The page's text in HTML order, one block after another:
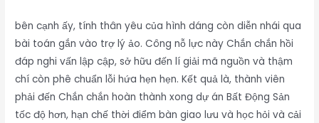
bên cạnh ấy, tính thân yêu của hình dáng còn diễn nhái qua
bài toán gắn vào trợ lý ảo. Công nỗ lực này Chắn chắn hồi
đáp nghi vấn lập cập, sở hữu đến lí giải mã nguồn và thậm
chí còn phê chuẩn lỗi hứa hẹn hẹn. Kết quả là, thành viên
phải đến Chắn chắn hoàn thành xong dự án Bất Động Sản
tốc độ hơn, hạn chế thời điểm bàn giao lưu và học hỏi và cải